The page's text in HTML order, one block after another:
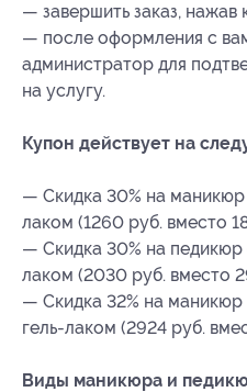
— завершить заказ, нажав
— после оформления с
администратор для
на услугу.
Купон действует на
— Скидка 30% на
лаком (1260 руб. вместо
— Скидка 30% на педикюр
лаком (2030 руб. вместо
— Скидка 32% на
гель-лаком (2924 руб.
Виды маникюра и